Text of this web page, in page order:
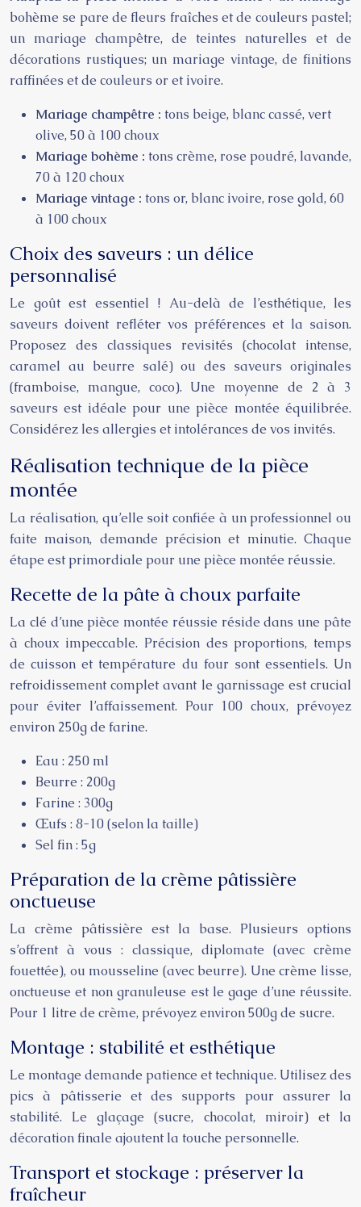
bohème se pare de fleurs fraîches et de couleurs pastel;
un mariage champêtre, de teintes naturelles et de
décorations rustiques; un mariage vintage, de finitions
raffinées et de couleurs or et ivoire.
Mariage champêtre : tons beige, blanc cassé, vert
olive, 50 à 100 choux
Mariage bohème : tons crème, rose poudré, lavande,
70 à 120 choux
Mariage vintage : tons or, blanc ivoire, rose gold, 60
à 100 choux
Choix des saveurs : un délice
personnalisé
Le goût est essentiel ! Au-delà de l’esthétique, les
saveurs doivent refléter vos préférences et la saison.
Proposez des classiques revisités (chocolat intense,
caramel au beurre salé) ou des saveurs originales
(framboise, mangue, coco). Une moyenne de 2 à 3
saveurs est idéale pour une pièce montée équilibrée.
Considérez les allergies et intolérances de vos invités.
Réalisation technique de la pièce
montée
La réalisation, qu’elle soit confiée à un professionnel ou
faite maison, demande précision et minutie. Chaque
étape est primordiale pour une pièce montée réussie.
Recette de la pâte à choux parfaite
La clé d’une pièce montée réussie réside dans une pâte
à choux impeccable. Précision des proportions, temps
de cuisson et température du four sont essentiels. Un
refroidissement complet avant le garnissage est crucial
pour éviter l’affaissement. Pour 100 choux, prévoyez
environ 250g de farine.
Eau : 250 ml
Beurre : 200g
Farine : 300g
Œufs : 8-10 (selon la taille)
Sel fin : 5g
Préparation de la crème pâtissière
onctueuse
La crème pâtissière est la base. Plusieurs options
s’offrent à vous : classique, diplomate (avec crème
fouettée), ou mousseline (avec beurre). Une crème lisse,
onctueuse et non granuleuse est le gage d’une réussite.
Pour 1 litre de crème, prévoyez environ 500g de sucre.
Montage : stabilité et esthétique
Le montage demande patience et technique. Utilisez des
pics à pâtisserie et des supports pour assurer la
stabilité. Le glaçage (sucre, chocolat, miroir) et la
décoration finale ajoutent la touche personnelle.
Transport et stockage : préserver la
fraîcheur